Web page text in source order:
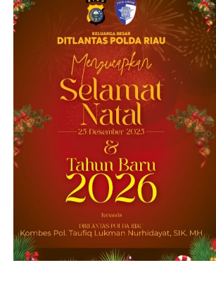
2026-08-04 20:17:41| Source: Univar Solutions
Univar Solutions Mengakuisisi H.M.
Royal, Memperluas Jangkauan di
Pasar Bahan Aditif untuk Karet,
Plastik, dan Perekat di Amerika
Serikat
Memperkuat layanan dan rantai pasok di
pasar-pasar utama AS dengan
memadukan satu abad keahlian teknis
dan hubungan pelanggan yang dilandasi
kepercayaan DOWNERS GROVE, Illinois,
Aug. 04, 2026 ...